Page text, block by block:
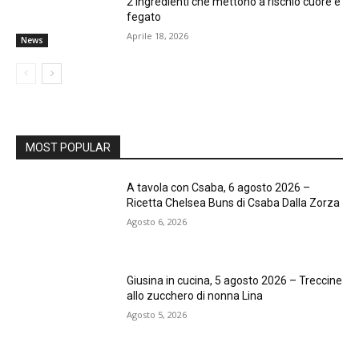
News
fegato
Aprile 18, 2026
MOST POPULAR
A tavola con Csaba, 6 agosto 2026 –
Ricetta Chelsea Buns di Csaba Dalla Zorza
Agosto 6, 2026
Giusina in cucina, 5 agosto 2026 – Treccine
allo zucchero di nonna Lina
Agosto 5, 2026